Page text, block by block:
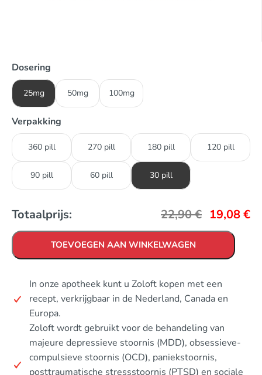
Dosering
25mg 50mg 100mg
Verpakking
360 pill 270 pill 180 pill 120 pill
90 pill 60 pill 30 pill
Totaalprijs: 22,90€ 19,08€
TOEVOEGEN AAN WINKELWAGEN
In onze apotheek kunt u Zoloft kopen met een
recept, verkrijgbaar in de Nederland, Canada en
Europa.
Zoloft wordt gebruikt voor de behandeling van
majeure depressieve stoornis (MDD), obsessieve-
compulsieve stoornis (OCD), paniekstoornis,
posttraumatische stressstoornis (PTSD) en sociale